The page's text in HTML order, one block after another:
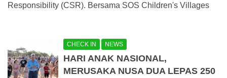
Responsibility (CSR). Bersama SOS Children's Villages
CHECK IN NEWS
HARI ANAK NASIONAL,
MERUSAKA NUSA DUA LEPAS 250